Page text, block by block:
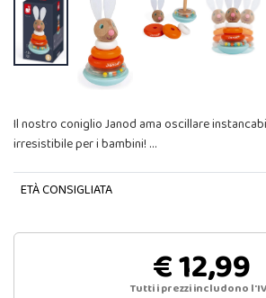
Il nostro coniglio Janod ama oscillare
irresistibile per i bambini! …
ETÀ CONSIGLIATA
€ 12,99
Tutti i prezzi includono